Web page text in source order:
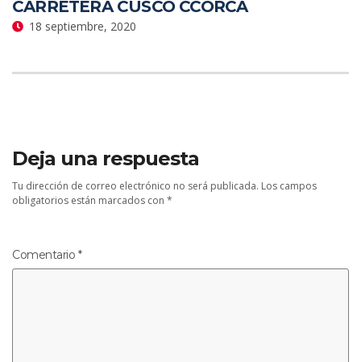
CARRETERA CUSCO CCORCA
18 septiembre, 2020
Deja una respuesta
Tu dirección de correo electrónico no será publicada. Los campos
obligatorios están marcados con *
Comentario *